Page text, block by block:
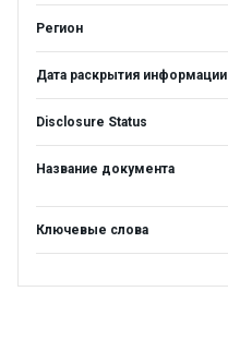
Регион
Дата раскрытия информации
Disclosure Status
Название документа
Ключевые слова